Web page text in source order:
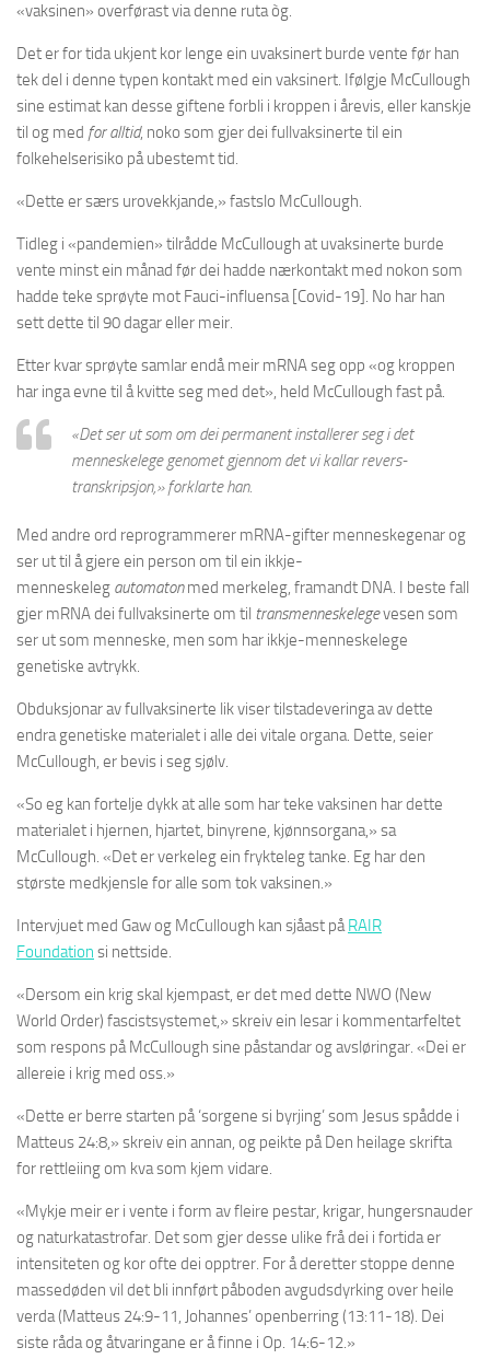
«vaksinen» overførast via denne ruta òg.
Det er for tida ukjent kor lenge ein uvaksinert burde vente før han
tek del i denne typen kontakt med ein vaksinert. Ifølgje McCullough
sine estimat kan desse giftene forbli i kroppen i årevis, eller kanskje
til og med for alltid, noko som gjer dei fullvaksinerte til ein
folkehelserisiko på ubestemt tid.
«Dette er særs urovekkjande,» fastslo McCullough.
Tidleg i «pandemien» tilrådde McCullough at uvaksinerte burde
vente minst ein månad før dei hadde nærkontakt med nokon som
hadde teke sprøyte mot Fauci-influensa [Covid-19]. No har han
sett dette til 90 dagar eller meir.
Etter kvar sprøyte samlar endå meir mRNA seg opp «og kroppen
har inga evne til å kvitte seg med det», held McCullough fast på.
«Det ser ut som om dei permanent installerer seg i det
menneskelege genomet gjennom det vi kallar revers-
transkripsjon,» forklarte han.
Med andre ord reprogrammerer mRNA-gifter menneskegenar og
ser ut til å gjere ein person om til ein ikkje-
menneskeleg automatonmed merkeleg, framandt DNA. I beste fall
gjer mRNA dei fullvaksinerte om til transmenneskelegevesen som
ser ut som menneske, men som har ikkje-menneskelege
genetiske avtrykk.
Obduksjonar av fullvaksinerte lik viser tilstadeveringa av dette
endra genetiske materialet i alle dei vitale organa. Dette, seier
McCullough, er bevis i seg sjølv.
«So eg kan fortelje dykk at alle som har teke vaksinen har dette
materialet i hjernen, hjartet, binyrene, kjønnsorgana,» sa
McCullough. «Det er verkeleg ein frykteleg tanke. Eg har den
største medkjensle for alle som tok vaksinen.»
Intervjuet med Gaw og McCullough kan sjåast påRAIR
Foundation si nettside.
«Dersom ein krig skal kjempast, er det med dette NWO (New
World Order) fascistsystemet,» skreiv ein lesar i kommentarfeltet
som respons på McCullough sine påstandar og avsløringar. «Dei er
allereie i krig med oss.»
«Dette er berre starten på ‘sorgene si byrjing’ som Jesus spådde i
Matteus 24:8,» skreiv ein annan, og peikte på Den heilage skrifta
for rettleiing om kva som kjem vidare.
«Mykje meir er i vente i form av fleire pestar, krigar, hungersnauder
og naturkatastrofar. Det som gjer desse ulike frå dei i fortida er
intensiteten og kor ofte dei opptrer. For å deretter stoppe denne
massedøden vil det bli innført påboden avgudsdyrking over heile
verda (Matteus 24:9-11, Johannes’ openberring (13:11-18). Dei
siste råda og åtvaringane er å finne i Op. 14:6-12.»